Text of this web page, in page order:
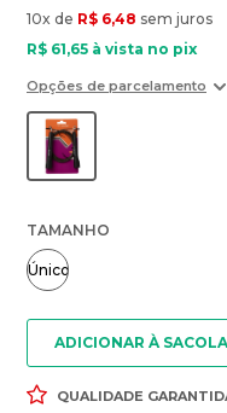
10x de R$ 6,48 sem juros
R$ 61,65 à vista no pix
Opções de parcelamento
TAMANHO
Único
ADICIONAR À SACOLA
QUALIDADE